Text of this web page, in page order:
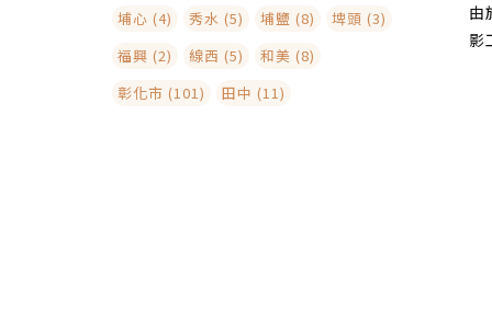
埔心 (4)
秀水 (5) 埔鹽 (8)
埤頭 (3)
福興 (2)
線西 (5)
和美 (8)
彰化市 (101)
田中 (11)
由
影